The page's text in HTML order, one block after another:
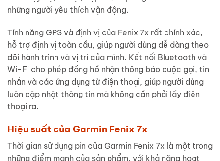
những người yêu thích vận động.
Tính năng GPS và định vị của Fenix 7x rất chính xác,
hỗ trợ định vị toàn cầu, giúp người dùng dễ dàng theo
dõi hành trình và vị trí của mình. Kết nối Bluetooth và
Wi-Fi cho phép đồng hồ nhận thông báo cuộc gọi, tin
nhắn và các ứng dụng từ điện thoại, giúp người dùng
luôn cập nhật thông tin mà không cần phải lấy điện
thoại ra.
Hiệu suất của Garmin Fenix 7x
Thời gian sử dụng pin của Garmin Fenix 7x là một trong
những điểm mạnh của sản phẩm, với khả năng hoạt